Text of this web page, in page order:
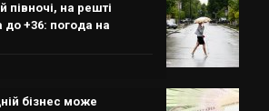
півночі, на решті
до +36: погода на
бізнес може